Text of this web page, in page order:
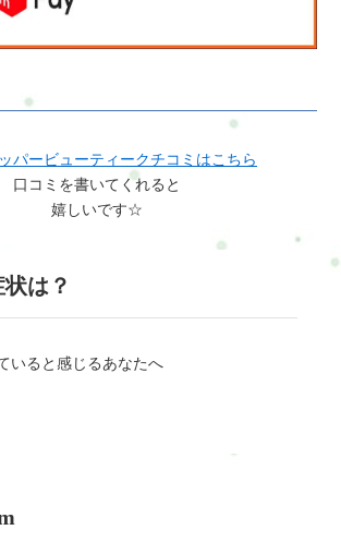
パービューティークチコミはこちら
口コミを書いてくれると
嬉しいです☆
は？
いると感じるあなたへ